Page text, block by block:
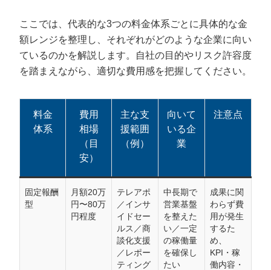
ここでは、代表的な3つの料金体系ごとに具体的な金
額レンジを整理し、それぞれがどのような企業に向い
ているのかを解説します。自社の目的やリスク許容度
を踏まえながら、適切な費用感を把握してください。
料金
体系
費用
相場
（目
安）
主な支
援範囲
（例）
向いて
いる企
業
注意点
固定報酬
型
月額20万
円〜80万
円程度
テレアポ
／インサ
イドセー
ルス／商
談化支援
／レポー
ティング
中長期で
営業基盤
を整えた
い／一定
の稼働量
を確保し
たい
成果に関
わらず費
用が発生
するた
め、
KPI・稼
働内容・